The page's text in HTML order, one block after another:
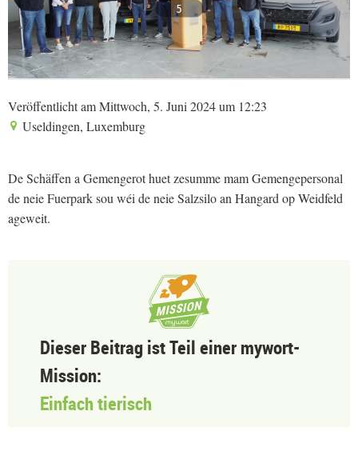
5
Veröffentlicht am Mittwoch, 5. Juni 2024 um 12:23
Useldingen, Luxemburg
De Schäffen a Gemengerot huet zesumme mam Gemengepersonal
de neie Fuerpark sou wéi de neie Salzsilo an Hangard op Weidfeld
ageweit.
Dieser Beitrag ist Teil einer mywort-
Mission:
Einfach tierisch